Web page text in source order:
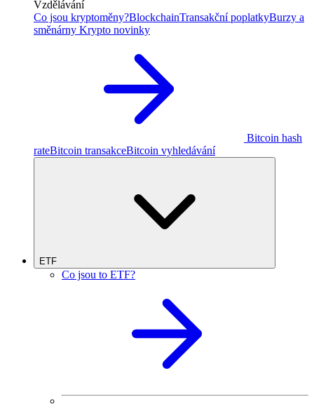
Vzdělávání
Co jsou kryptoměny?BlockchainTransakční poplatkyBurzy a
směnárny Krypto novinky
Bitcoin hash
rateBitcoin transakceBitcoin vyhledávání
ETF
Co jsou to ETF?